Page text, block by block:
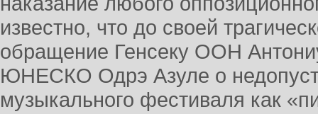
известно, что до своей
обращение Генсеку ООН
ЮНЕСКО Одрэ Азуле о
музыкального фестиваля как